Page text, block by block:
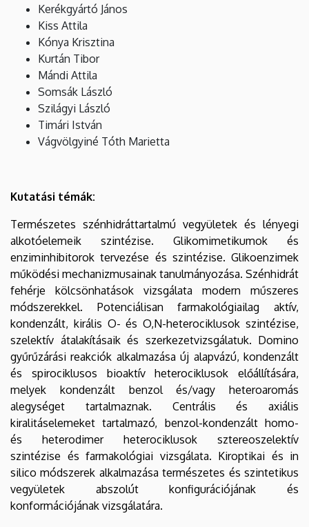
Kerékgyártó János
Kiss Attila
Kónya Krisztina
Kurtán Tibor
Mándi Attila
Somsák László
Szilágyi László
Timári István
Vágvölgyiné Tóth Marietta
Kutatási témák:
Természetes szénhidráttartalmú vegyületek és lényegi
alkotóelemeik szintézise. Glikomimetikumok és
enziminhibitorok tervezése és szintézise. Glikoenzimek
működési mechanizmusainak tanulmányozása. Szénhidrát
fehérje kölcsönhatások vizsgálata modern műszeres
módszerekkel. Potenciálisan farmakológiailag aktív,
kondenzált, királis O- és O,N-heterociklusok szintézise,
szelektív átalakításaik és szerkezetvizsgálatuk. Domino
gyűrűzárási reakciók alkalmazása új alapvázú, kondenzált
és spirociklusos bioaktív heterociklusok előállítására,
melyek kondenzált benzol és/vagy heteroaromás
alegységet tartalmaznak. Centrális és axiális
kiralitáselemeket tartalmazó, benzol-kondenzált homo-
és heterodimer heterociklusok sztereoszelektív
szintézise és farmakológiai vizsgálata. Kiroptikai és in
silico módszerek alkalmazása természetes és szintetikus
vegyületek abszolút konfigurációjának és
konformációjának vizsgálatára.